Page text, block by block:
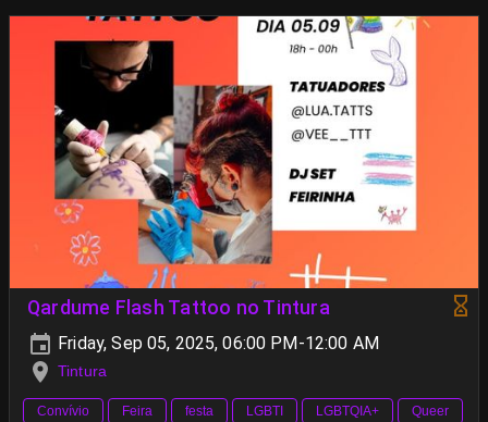
Qardume Flash Tattoo no Tintura
Friday, Sep 05, 2025, 06:00 PM-12:00 AM
Tintura
Convívio Feira festa LGBTI LGBTQIA+ Queer